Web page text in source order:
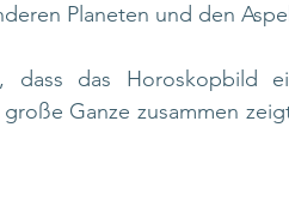
Planeten und den
dass das Horoskopbild
Ganze zusammen